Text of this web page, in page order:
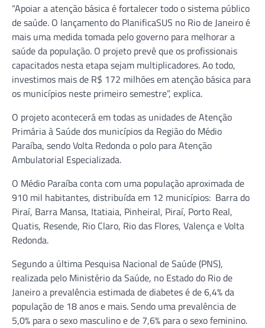
“Apoiar a atenção básica é fortalecer todo o sistema público
de saúde. O lançamento do PlanificaSUS no Rio de Janeiro é
mais uma medida tomada pelo governo para melhorar a
saúde da população. O projeto prevê que os profissionais
capacitados nesta etapa sejam multiplicadores. Ao todo,
investimos mais de R$ 172 milhões em atenção básica para
os municípios neste primeiro semestre”, explica.
O projeto acontecerá em todas as unidades de Atenção
Primária à Saúde dos municípios da Região do Médio
Paraíba, sendo Volta Redonda o polo para Atenção
Ambulatorial Especializada.
O Médio Paraíba conta com uma população aproximada de
910 mil habitantes, distribuída em 12 municípios: Barra do
Piraí, Barra Mansa, Itatiaia, Pinheiral, Piraí, Porto Real,
Quatis, Resende, Rio Claro, Rio das Flores, Valença e Volta
Redonda.
Segundo a última Pesquisa Nacional de Saúde (PNS),
realizada pelo Ministério da Saúde, no Estado do Rio de
Janeiro a prevalência estimada de diabetes é de 6,4% da
população de 18 anos e mais. Sendo uma prevalência de
5,0% para o sexo masculino e de 7,6% para o sexo feminino.